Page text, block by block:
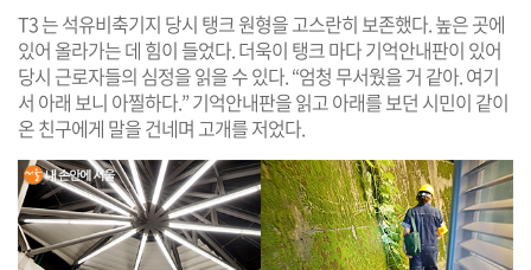
T3 는 석유비축기지 당시 탱크 원형을 고스란히 보존했다. 높은 곳에
있어 올라가는 데 힘이 들었다. 더욱이 탱크 마다 기억안내판이 있어
당시 근로자들의 심정을 읽을 수 있다. “엄청 무서웠을 거 같아. 여기
서 아래 보니 아찔하다.” 기억안내판을 읽고 아래를 보던 시민이 같이
온 친구에게 말을 건네며 고개를 저었다.